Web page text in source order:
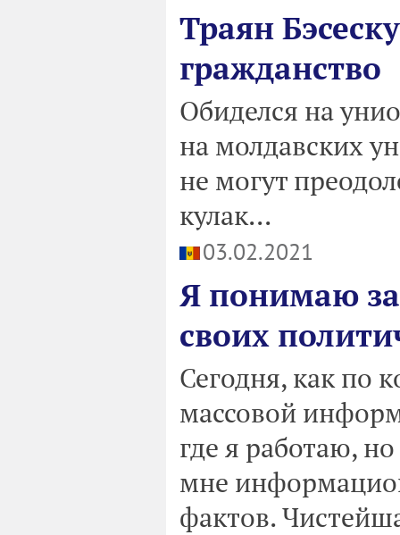
Траян
гражданство
Обиделся на
на молдавских
не могут
кулак...
03.02.2021
Я понимаю
cвоих
Сегодня, как по
массовой
где я работаю,
мне
фактов.